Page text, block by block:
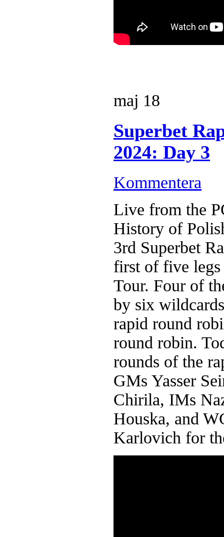
maj 18
Superbet
2024: Day 3
Kommentera
Live from the
History of
3rd Superbet
first of five legs
Tour. Four of
by six
rapid round
round robin.
rounds of the
GMs Yasser
Chirila, IMs
Houska, and
Karlovich for